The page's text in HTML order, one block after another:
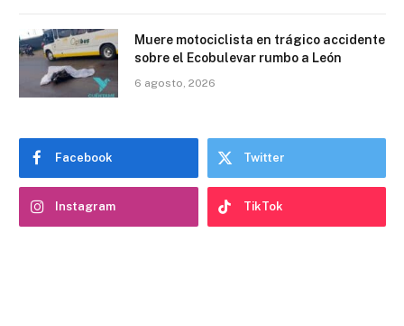
Muere motociclista en trágico accidente
sobre el Ecobulevar rumbo a León
6 agosto, 2026
Facebook Twitter
Instagram TikTok